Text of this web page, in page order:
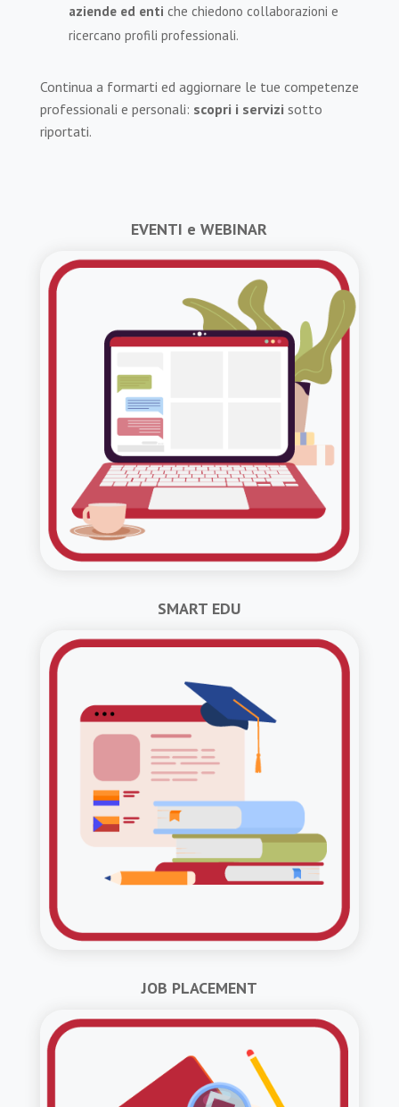
aziende ed enti che chiedono collaborazioni e
ricercano profili professionali.
Continua a formarti ed aggiornare le tue competenze
professionali e personali: scopri i servizi sotto
riportati.
EVENTI e WEBINAR
SMART EDU
JOB PLACEMENT